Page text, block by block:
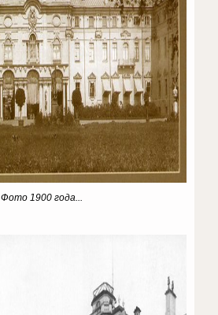
Фото 1900 года...